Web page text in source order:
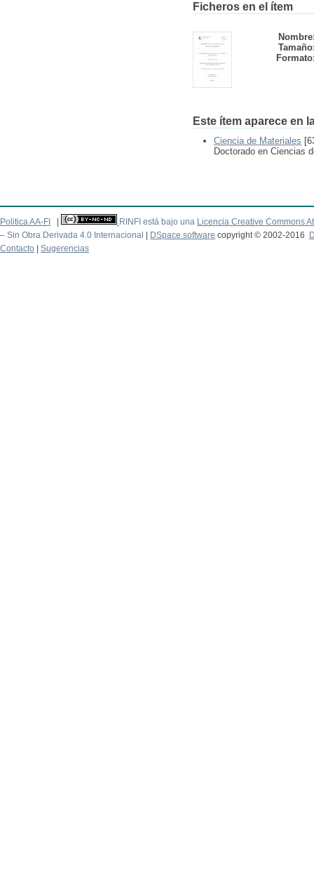
Ficheros en el ítem
Este ítem aparece en
Ciencia de Materiales
Doctorado en Ciencias
Politica AA-FI RINFI está bajo una Licencia Creative Commons
– Sin Obra Derivada 4.0 Internacional
DSpace software copyright © 2002-2016
Contacto
Sugerencias